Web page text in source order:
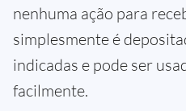
nenhuma ação para
simplesmente é
indicadas e pode ser
facilmente.